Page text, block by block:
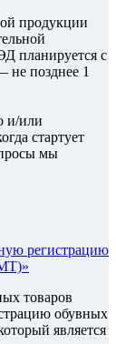
продукции
планируется с
не позднее 1
и/или
стартует
мы
регистрацию
товаров
обувных
является